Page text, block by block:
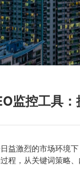
监控工具
益激烈的市场环境
程，从关键词策略